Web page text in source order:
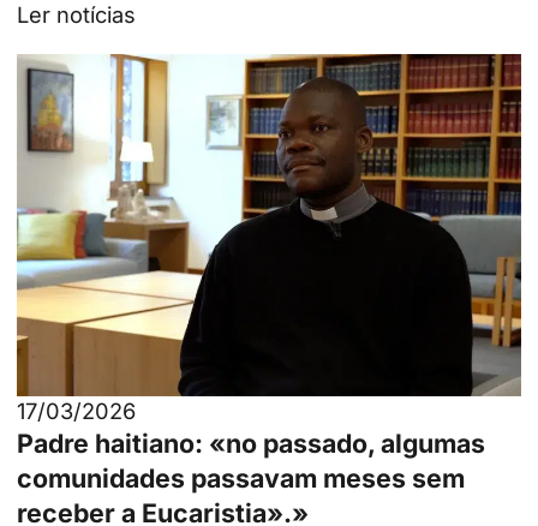
Ler notícias
17/03/2026
Padre haitiano: «no passado, algumas
comunidades passavam meses sem
receber a Eucaristia».»